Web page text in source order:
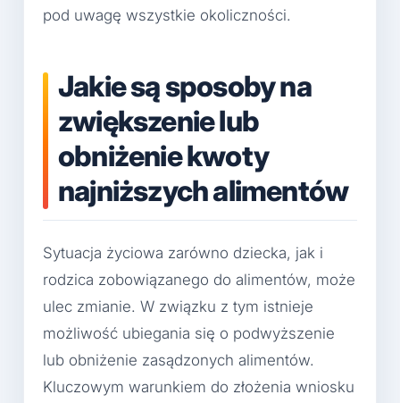
pod uwagę wszystkie okoliczności.
Jakie są sposoby na
zwiększenie lub
obniżenie kwoty
najniższych alimentów
Sytuacja życiowa zarówno dziecka, jak i
rodzica zobowiązanego do alimentów, może
ulec zmianie. W związku z tym istnieje
możliwość ubiegania się o podwyższenie
lub obniżenie zasądzonych alimentów.
Kluczowym warunkiem do złożenia wniosku